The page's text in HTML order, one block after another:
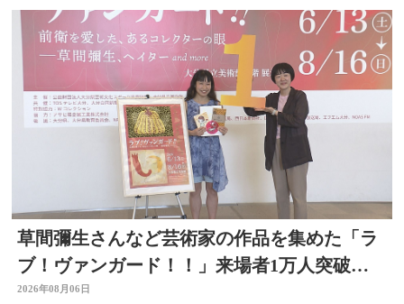
草間彌生さんなど芸術家の作品を集めた「ラ
ブ！ヴァンガード！！」来場者1万人突破
大分県立美術館
2026年08月06日